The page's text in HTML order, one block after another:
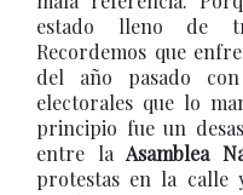
estado lleno de
Recordemos que
del año pasado
electorales que lo
principio fue un
entre laAsamblea
protestas en la calle